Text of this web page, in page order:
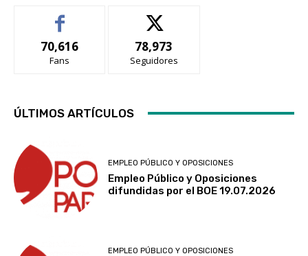
70,616
Fans
78,973
Seguidores
ÚLTIMOS ARTÍCULOS
EMPLEO PÚBLICO Y OPOSICIONES
Empleo Público y Oposiciones
difundidas por el BOE 19.07.2026
EMPLEO PÚBLICO Y OPOSICIONES